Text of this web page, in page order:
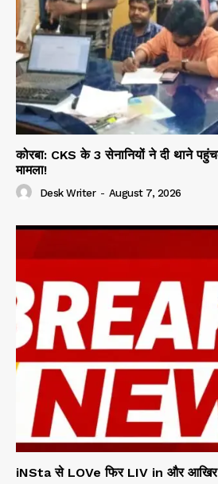
कोरबा: CKS के 3 सेनानियों ने दी थाने
मामला!
Desk Writer - August 7, 2026
iNSta से LOVe फिर LIV in और